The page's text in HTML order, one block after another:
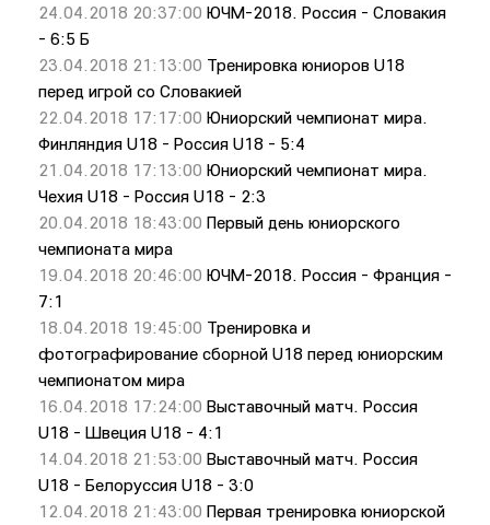
24.04.2018 20:37:00 ЮЧМ-2018. Россия - Словакия
- 6:5 Б
23.04.2018 21:13:00 Тренировка юниоров U18
перед игрой со Словакией
22.04.2018 17:17:00 Юниорский чемпионат мира.
Финляндия U18 - Россия U18 - 5:4
21.04.2018 17:13:00 Юниорский чемпионат мира.
Чехия U18 - Россия U18 - 2:3
20.04.2018 18:43:00 Первый день юниорского
чемпионата мира
19.04.2018 20:46:00 ЮЧМ-2018. Россия - Франция -
7:1
18.04.2018 19:45:00 Тренировка и
фотографирование сборной U18 перед юниорским
чемпионатом мира
16.04.2018 17:24:00 Выставочный матч. Россия
U18 - Швеция U18 - 4:1
14.04.2018 21:53:00 Выставочный матч. Россия
U18 - Белоруссия U18 - 3:0
12.04.2018 21:43:00 Первая тренировка юниорской